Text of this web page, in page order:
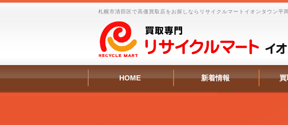
札幌市清田区で高価買取店をお探しならリサイクルマートイオンタウン平
HOME 新着情報 買